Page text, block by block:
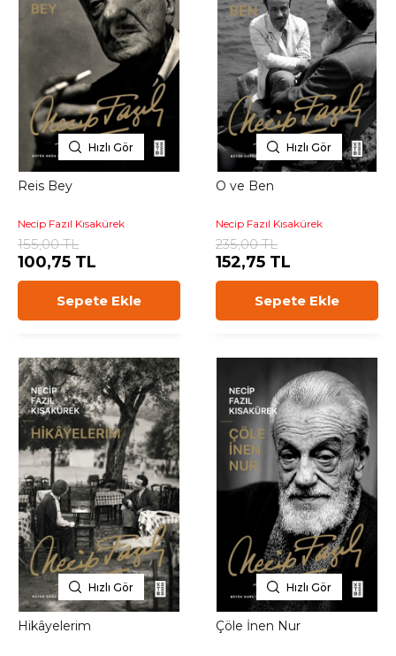
Hızlı Gör
Reis Bey
Necip Fazıl Kısakürek
155,00 TL
100,75 TL
Sepete Ekle
Hızlı Gör
O ve Ben
Necip Fazıl Kısakürek
235,00 TL
152,75 TL
Sepete Ekle
Hızlı Gör
Hikâyelerim
Hızlı Gör
Çöle İnen Nur